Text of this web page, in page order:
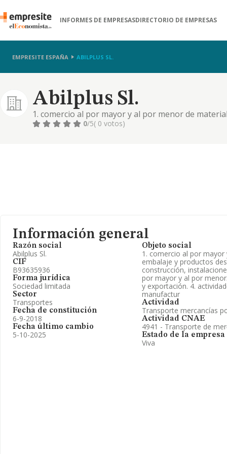
INFORMES DE EMPRESASDIRECTORIO DE EMPRESAS
EMPRESITE ESPAÑA ABILPLUS SL.
Abilplus Sl.
1. comercio al por mayor y al por menor de
almacenamiento. 2. construcción, instalaciones y
0/5( 0 votos)
Información general
Razón social
Abilplus Sl.
CIF
B93635936
Forma jurídica
Sociedad limitada
Sector
Transportes
Fecha de constitución
6-9-2018
Fecha último cambio
5-10-2025
Objeto social
1. comercio al por
embalaje y productos
construcción,
por mayor y al por
y exportación. 4.
manufactur
Actividad
Transporte mercancías
Actividad CNAE
4941 - Transporte de
Estado de la empresa
Viva